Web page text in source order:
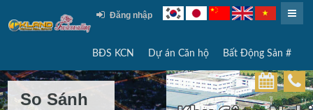
Đăng nhập
BĐS KCN Dự án Căn hộ Bất Động Sản #
So Sánh